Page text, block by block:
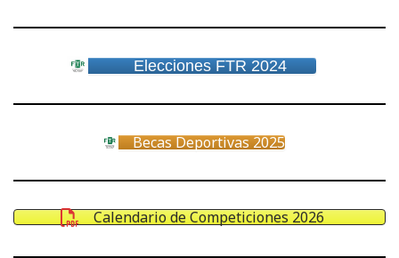
Elecciones FTR 2024
Becas Deportivas 2025
Calendario de Competiciones 2026